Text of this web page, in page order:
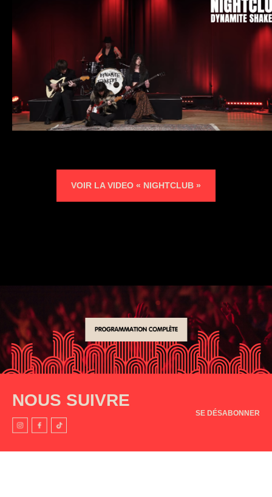
VOIR LA VIDEO « NIGHTCLUB »
NOUS SUIVRE
SE DÉSABONNER